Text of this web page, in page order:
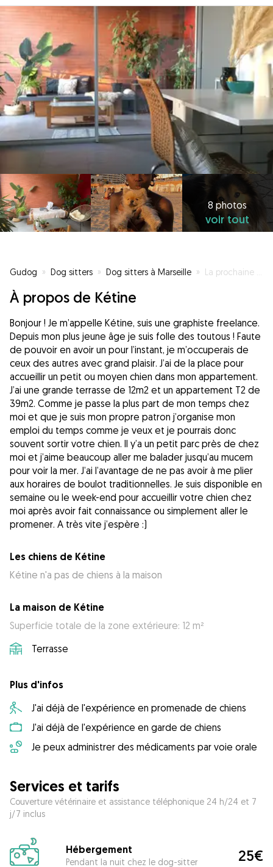
8 photos
voir tout
Gudog » Dog sitters » Dog sitters à Marseille » La prochaine bff de votre toutou
À propos de Kétine
Bonjour ! Je m’appelle Kétine, suis une graphiste freelance.
Depuis mon plus jeune âge je suis folle des toutous ! Faute
de pouvoir en avoir un pour l’instant, je m’occuperais de
ceux des autres avec grand plaisir. J’ai de la place pour
accueillir un petit ou moyen chien dans mon appartement.
J’ai une grande terrasse de 12m2 et un appartement T2 de
39m2. Comme je passe la plus part de mon temps chez
moi et que je suis mon propre patron j’organise mon
emploi du temps comme je veux et je pourrais donc
souvent sortir votre chien. Il y’a un petit parc près de chez
moi et j’aime beaucoup aller me balader jusqu’au mucem
pour voir la mer. J’ai l’avantage de ne pas avoir à me plier
aux horaires de boulot traditionnelles. Je suis disponible en
semaine ou le week-end pour accueillir votre chien chez
moi après avoir fait connaissance ou simplement aller le
promener. A très vite j’espère :)
Les chiens de Kétine
Kétine n'a pas de chiens à la maison
La maison de Kétine
Superficie totale de la zone extérieure: 12 m²
Terrasse
Plus d'infos
J'ai déjà de l'expérience en promenade de chiens
J'ai déjà de l'expérience en garde de chiens
Je peux administrer des médicaments par voie orale
Services et tarifs
Couverture vétérinaire et assistance téléphonique 24 h/24 et 7
j/7 inclus
Hébergement
Pendant la nuit chez le dog-sitter 25€